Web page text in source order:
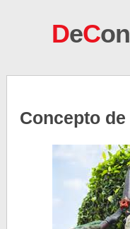
DeC
Concepto